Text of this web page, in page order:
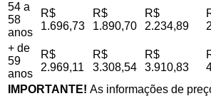
54 a
58
anos
R$
1.696,73
R$
1.890,70
R$
2.234,89
+ de
59
anos
R$
2.969,11
R$
3.308,54
R$
3.910,83
IMPORTANTE! As informações de